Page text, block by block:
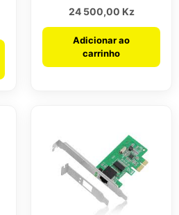
24 500,00 Kz
Adicionar ao
carrinho